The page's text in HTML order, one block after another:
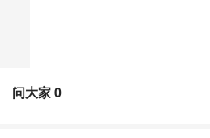
问大家0